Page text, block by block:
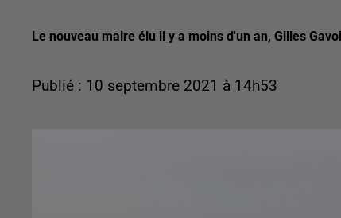
Le nouveau maire élu il y a moins d'un an, Gilles
Publié : 10 septembre 2021 à 14h53